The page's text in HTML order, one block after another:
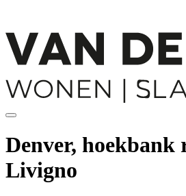
Denver, hoekbank
Livigno